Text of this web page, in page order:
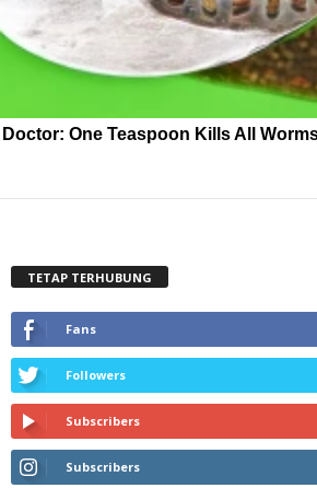
Doctor: One Teaspoon Kills All
TETAP TERHUBUNG
Fans
Followers
Subscribers
Subscribers